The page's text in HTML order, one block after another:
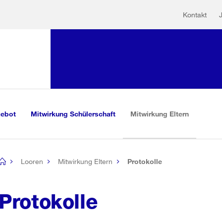
Kontakt
Mitwirkung Schülerschaft Mitwirkung Eltern(aktiv)
Looren Mitwirkung Eltern Protokolle
Protokolle